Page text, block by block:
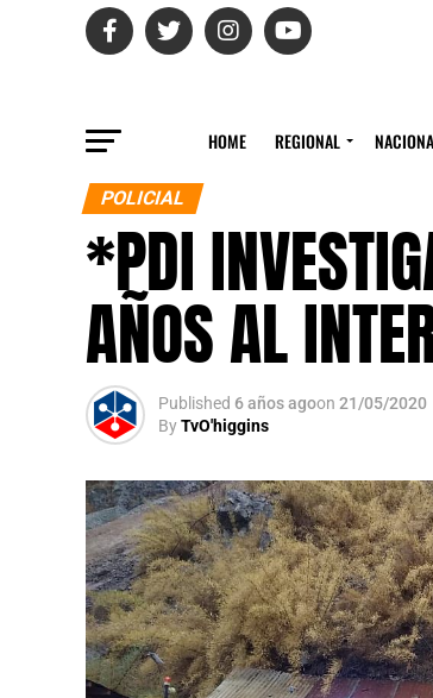
HOME REGIONAL
POLICIAL
*PDI
AÑOS AL
Published 6 años agoon 21/05/2020
ByTvO'higgins